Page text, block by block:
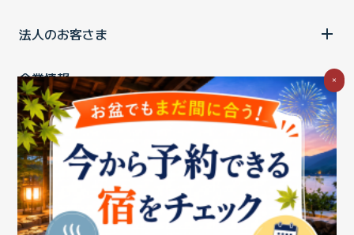
法人のお客さま
企業情報
ご利用中の方
お問い合わせ消費税の表示 ウェブアクセシビリティの取り組み
個人情報保護ポリシープライバシーポータル
Cookieポリシー
特定商取引法に基づく表記情報セキュリティ基本方針
商標についてBIGLOBEトップ
×